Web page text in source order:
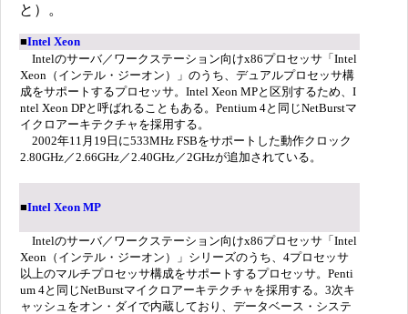
と）。
■Intel Xeon
Intelのサーバ／ワークステーション向けx86プロセッサ「Intel
Xeon（インテル・ジーオン）」のうち、デュアルプロセッサ構
成をサポートするプロセッサ。Intel Xeon MPと区別するため、I
ntel Xeon DPと呼ばれることもある。Pentium 4と同じNetBurstマ
イクロアーキテクチャを採用する。
2002年11月19日に533MHz FSBをサポートした動作クロック
2.80GHz／2.66GHz／2.40GHz／2GHzが追加されている。
■Intel Xeon MP
Intelのサーバ／ワークステーション向けx86プロセッサ「Intel
Xeon（インテル・ジーオン）」シリーズのうち、4プロセッサ
以上のマルチプロセッサ構成をサポートするプロセッサ。Penti
um 4と同じNetBurstマイクロアーキテクチャを採用する。3次キ
ャッシュをオン・ダイで内蔵しており、データベース・システ